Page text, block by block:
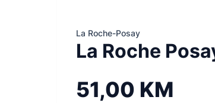
La Roche-Posay
La Roche
51,00 KM